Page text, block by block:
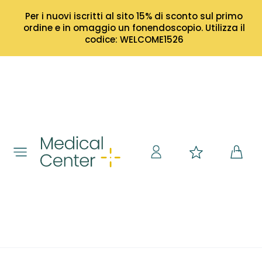
Per i nuovi iscritti al sito 15% di sconto sul primo
ordine e in omaggio un fonendoscopio. Utilizza il
codice: WELCOME1526